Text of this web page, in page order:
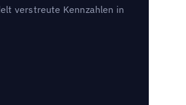
verstreute Kennzahlen in